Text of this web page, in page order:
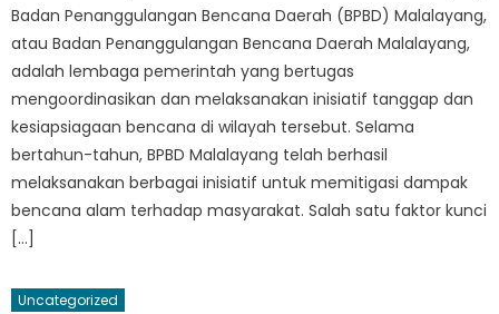
Badan Penanggulangan Bencana Daerah (BPBD) Malalayang,
atau Badan Penanggulangan Bencana Daerah Malalayang,
adalah lembaga pemerintah yang bertugas
mengoordinasikan dan melaksanakan inisiatif tanggap dan
kesiapsiagaan bencana di wilayah tersebut. Selama
bertahun-tahun, BPBD Malalayang telah berhasil
melaksanakan berbagai inisiatif untuk memitigasi dampak
bencana alam terhadap masyarakat. Salah satu faktor kunci
[…]
Uncategorized